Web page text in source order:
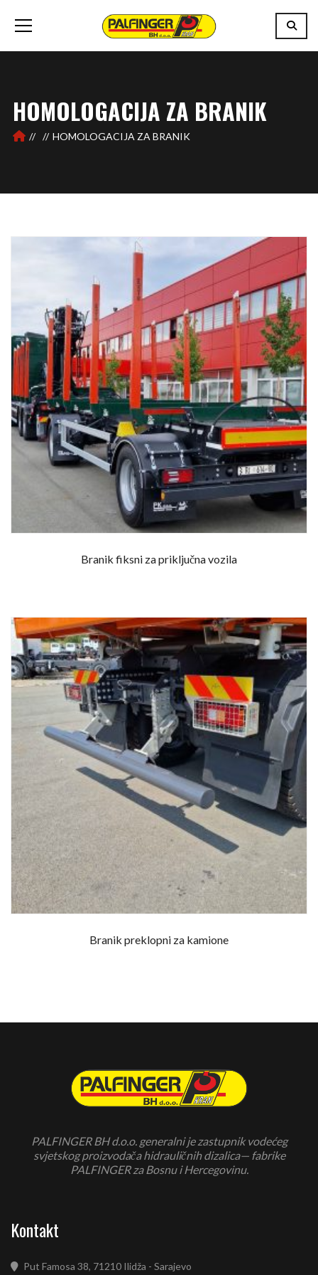
HOMOLOGACIJA ZA BRANIK
HOMOLOGACIJA ZA BRANIK
Branik fiksni za priključna vozila
Branik preklopni za kamione
PALFINGER BH d.o.o. generalni je zastupnik vodećeg
svjetskog proizvodača hidrauličnih dizalica— fabrike
PALFINGER za Bosnu i Hercegovinu.
Kontakt
Put Famosa 38, 71210 Ilidža - Sarajevo